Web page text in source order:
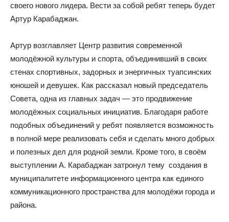
своего нового лидера. Вести за собой ребят теперь будет
Артур Карабаджан.
Артур возглавляет Центр развития современной
молодёжной культуры и спорта, объединивший в своих
стенах спортивных, задорных и энергичных туапсинских
юношей и девушек. Как рассказал новый председатель
Совета, одна из главных задач — это продвижение
молодёжных социальных инициатив. Благодаря работе
подобных объединений у ребят появляется возможность
в полной мере реализовать себя и сделать много добрых
и полезных дел для родной земли. Кроме того, в своём
выступлении А. Карабаджан затронул тему создания в
муниципалитете информационного центра как единого
коммуникационного пространства для молодёжи города и
района.